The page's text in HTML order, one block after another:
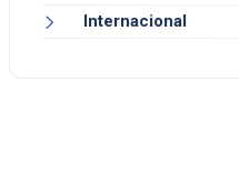
Internacional